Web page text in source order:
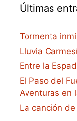
Últimas
Tormenta
Lluvia Carmesí
Entre la
El Paso del
Aventuras en
La canción